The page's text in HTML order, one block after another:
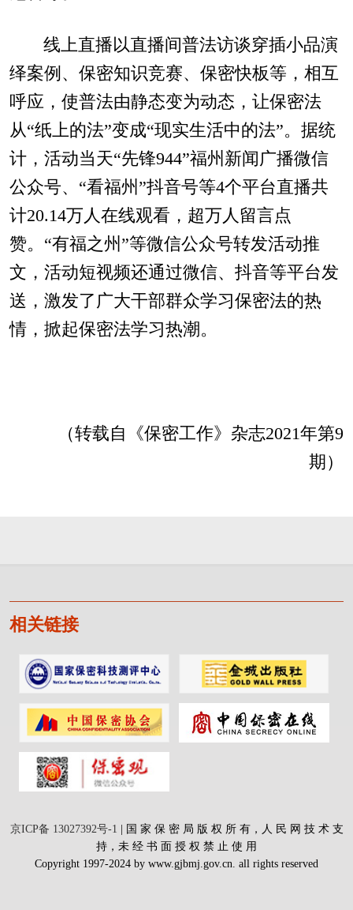
线上直播以直播间普法访谈穿插小品演
绎案例、保密知识竞赛、保密快板等，相互
呼应，使普法由静态变为动态，让保密法
从“纸上的法”变成“现实生活中的法”。据统
计，活动当天“先锋944”福州新闻广播微信
公众号、“看福州”抖音号等4个平台直播共
计20.14万人在线观看，超万人留言点
赞。“有福之州”等微信公众号转发活动推
文，活动短视频还通过微信、抖音等平台发
送，激发了广大干部群众学习保密法的热
情，掀起保密法学习热潮。
（转载自《保密工作》杂志2021年第9
期）
相关链接
京ICP备 13027392号-1 | 国 家 保 密 局 版 权 所 有，人 民 网 技 术 支
持，未 经 书 面 授 权 禁 止 使 用
Copyright 1997-2024 by www.gjbmj.gov.cn. all rights reserved